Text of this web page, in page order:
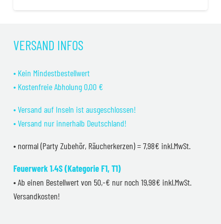
VERSAND INFOS
• Kein Mindestbestellwert
• Kostenfreie Abholung 0,00 €
• Versand auf Inseln ist ausgeschlossen!
• Versand nur innerhalb Deutschland!
• normal (Party Zubehör, Räucherkerzen) = 7,98€ inkl.MwSt.
Feuerwerk 1.4S (Kategorie F1, T1)
• Ab einen Bestellwert von 50,-€ nur noch 19,98€ inkl.MwSt.
Versandkosten!